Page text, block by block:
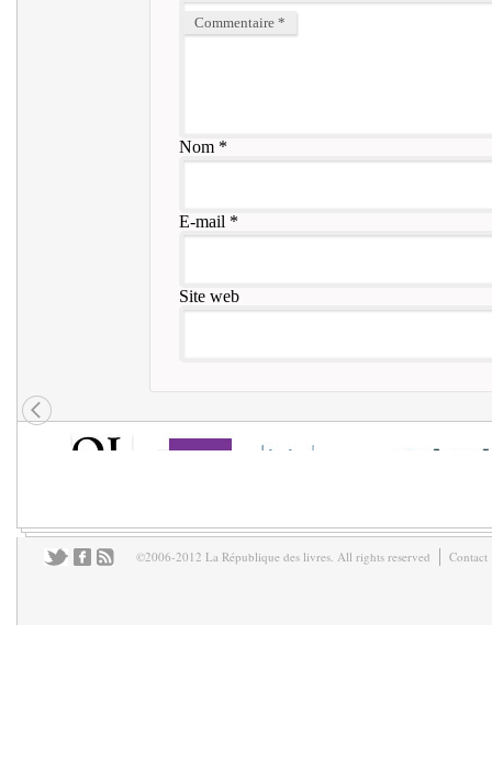
Commentaire *
Nom*
E-mail *
Site web
©2006-2012 La République des livres. All rights reserved Contact